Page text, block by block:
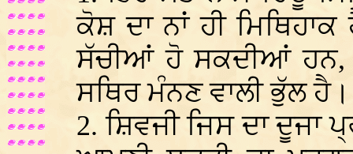
ਕੋਸ਼ ਦਾ ਨਾਂ ਹੀ
ਸੱਚੀਆਂ ਹੋ ਸਕਦੀਆਂ ਹਨ,
ਸਥਿਰ ਮੰਨਣ ਵਾਲੀ ਭੁੱਲ ਹੈ।
2. ਸ਼ਿਵਜੀ ਜਿਸ ਦਾ ਦੂਜਾ